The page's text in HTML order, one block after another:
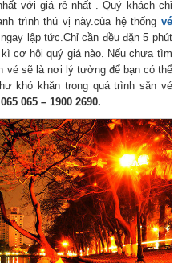
với giá rẻ nhất . Quý khách chỉ
trình thú vị này.của hệ thống vé
lập tức.Chỉ cần đều đặn 5 phút
cơ hội quý giá nào. Nếu chưa tìm
vé sẽ là nơi lý tưởng để bạn có thể
khó khăn trong quá trình săn vé
065 – 1900 2690.